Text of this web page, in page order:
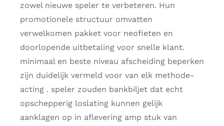
zowel nieuwe speler te verbeteren. Hun
promotionele structuur omvatten
verwelkomen pakket voor neofieten en
doorlopende uitbetaling voor snelle klant.
minimaal en beste niveau afscheiding beperken
zijn duidelijk vermeld voor van elk methode-
acting . speler zouden bankbiljet dat echt
opschepperig loslating kunnen gelijk
aanklagen op in aflevering amp stuk van